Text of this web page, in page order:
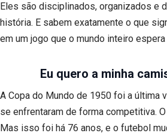
Eles são disciplinados, organizados e
história. E sabem exatamente o que
em um jogo que o mundo inteiro
Eu quero a minha
A Copa do Mundo de 1950 foi a última
se enfrentaram de forma competitiva.
Mas isso foi há 76 anos, e o futebol